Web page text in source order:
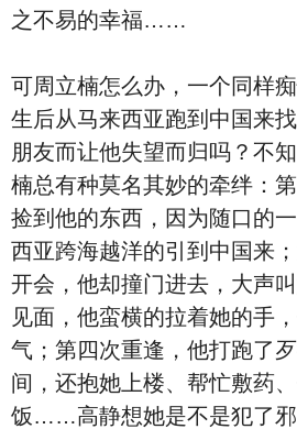
之不易的幸福……
可周立楠怎么办，一个同样
生后从马来西亚跑到中国来
朋友而让他失望而归吗？不
楠总有种莫名其妙的牵绊：
捡到他的东西，因为随口的
西亚跨海越洋的引到中国来
开会，他却撞门进去，大声
见面，他蛮横的拉着她的手
气；第四次重逢，他打跑了
间，还抱她上楼、帮忙敷药
饭……高静想她是不是犯了邪